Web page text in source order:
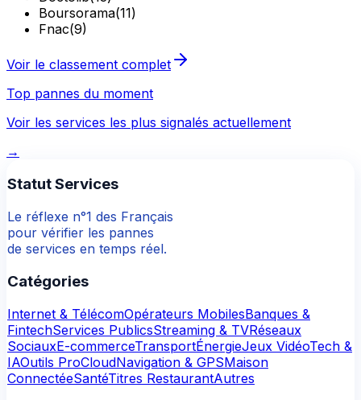
Boursorama(11)
Fnac(9)
Voir le classement complet
Top pannes du moment
Voir les services les plus signalés actuellement
→
Statut Services
Le réflexe n°1 des Français
pour vérifier les pannes
de services en temps réel.
Catégories
Internet & TélécomOpérateurs MobilesBanques &
FintechServices PublicsStreaming & TVRéseaux
SociauxE-commerceTransportÉnergieJeux VidéoTech &
IAOutils ProCloudNavigation & GPSMaison
ConnectéeSantéTitres RestaurantAutres